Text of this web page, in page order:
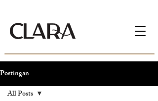
Postingan
All Posts